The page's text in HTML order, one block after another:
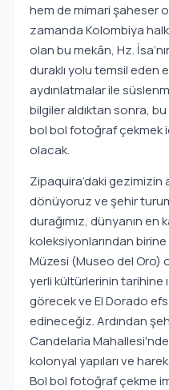
hem de mimari şaheser
zamanda Kolombiya
olan bu mekân, Hz.
duraklı yolu temsil eden
aydınlatmalar ile
bilgiler aldıktan sonra,
bol bol fotoğraf çekmek
olacak.
Zipaquira’daki gezimizin
dönüyoruz ve şehir
durağımız, dünyanın en
koleksiyonlarından
Müzesi (Museo del Oro)
yerli kültürlerinin tarihine
görecek ve El Dorado
edineceğiz. Ardından
Candelaria
kolonyal yapıları ve
Bol bol fotoğraf çekme